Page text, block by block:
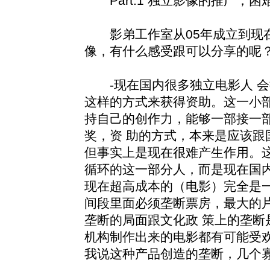
影弟工作室从05年成立到现
像，有什么感受跟可以分享的呢
-现在国内很多独立电影人 会
这样的方式来获得资助。这一小
持自己的创作力，能够一部接一
奖，资 助的方式，本来是应该
但事实上是现在很难产生作用。
循环的这一部分人，而是现在国
现在超高成本的（电影）完全是
间段里面必须垄断票房，最大的
垄断的局面跟文化政 策上的垄
机构制作出来的电影都有可能受
我说这种产品创造的垄断，几个